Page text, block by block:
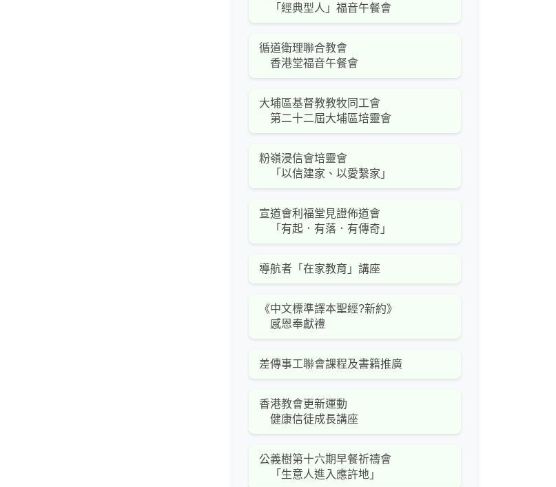
「經典型人」福音午餐會
循道衛理聯合教會
香港堂福音午餐會
大埔區基督教教牧同工會
第二十二屆大埔區培靈會
粉嶺浸信會培靈會
「以信建家、以愛繫家」
宣道會利福堂見證佈道會
「有起．有落．有傳奇」
導航者「在家教育」講座
《中文標準譯本聖經?新約》
感恩奉獻禮
差傳事工聯會課程及書籍推廣
香港教會更新運動
健康信徒成長講座
公義樹第十六期早餐祈禱會
「生意人進入應許地」